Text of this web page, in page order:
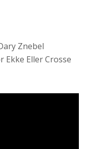
Znebel
Ekke Eller Crosse